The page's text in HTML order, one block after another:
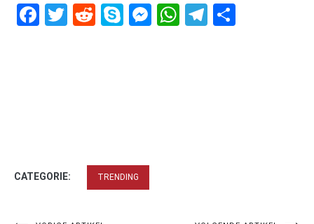
Facebook
Twitter
RedditSkypeMessenger
WhatsApp
Telegram
CATEGORIE: TRENDING